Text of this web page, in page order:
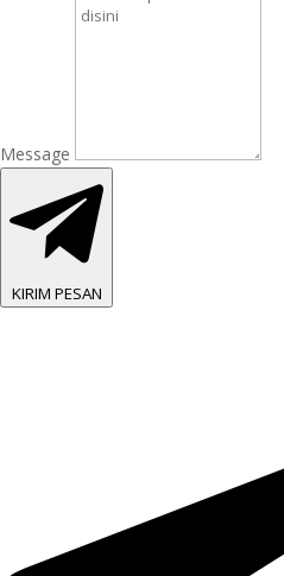
Message
KIRIM PESAN